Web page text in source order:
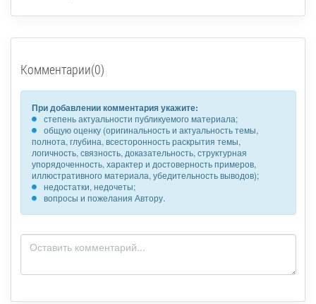
Комментарии(0)
При добавлении комментария укажите:
степень актуальности публикуемого материала;
общую оценку (оригинальность и актуальность темы,
полнота, глубина, всесторонность раскрытия темы,
логичность, связность, доказательность, структурная
упорядоченность, характер и достоверность примеров,
иллюстративного материала, убедительность выводов);
недостатки, недочеты;
вопросы и пожелания Автору.